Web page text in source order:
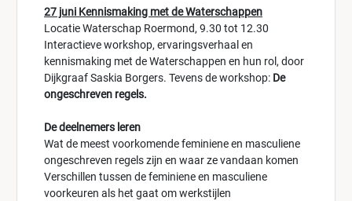
27 juni Kennismaking met de Waterschappen
Locatie Waterschap Roermond, 9.30 tot 12.30
Interactieve workshop, ervaringsverhaal en
kennismaking met de Waterschappen en hun rol, door
Dijkgraaf Saskia Borgers. Tevens de workshop: De
ongeschreven regels.
De deelnemers leren
Wat de meest voorkomende feminiene en masculiene
ongeschreven regels zijn en waar ze vandaan komen
Verschillen tussen de feminiene en masculiene
voorkeuren als het gaat om werkstijlen